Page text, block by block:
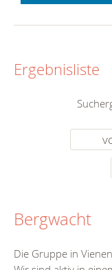
Ergebnisliste
Bergwacht
Die Gruppe in